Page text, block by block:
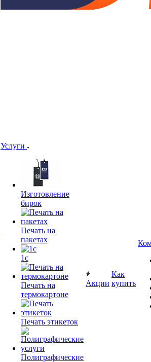
Услуги
Изготовление
бирок
Печать на
пакетах
1c
Печать на
термокартоне
Печать этикеток
Полиграфические
Акции
Как
купить